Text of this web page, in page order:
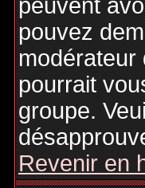
peuvent
pouvez
modérateur
pourrait
groupe.
Revenir en